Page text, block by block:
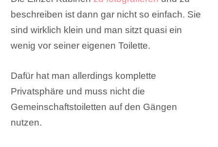
beschreiben ist dann gar nicht so einfach. Sie
sind wirklich klein und man sitzt quasi ein
wenig vor seiner eigenen Toilette.
Dafür hat man allerdings komplette
Privatsphäre und muss nicht die
Gemeinschaftstoiletten auf den Gängen
nutzen.